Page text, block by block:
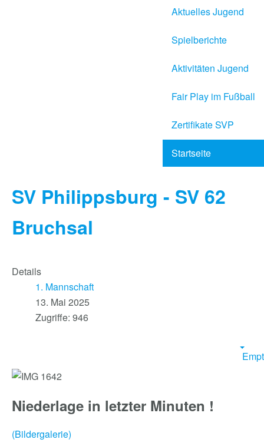
Aktuelles Jugend
Spielberichte
Aktivitäten Jugend
Fair Play im Fußball
Zertifikate SVP
Startseite
SV Philippsburg - SV 62
Bruchsal
Details
1. Mannschaft
13. Mai 2025
Zugriffe: 946
Niederlage in letzter Minuten !
(Bildergalerie)